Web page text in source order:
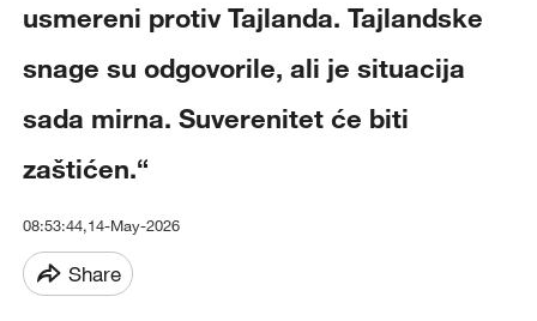
usmereni protiv Tajlanda. Tajlandske
snage su odgovorile, ali je situacija
sada mirna. Suverenitet će biti
zaštićen.“
08:53:44,14-May-2026
Share